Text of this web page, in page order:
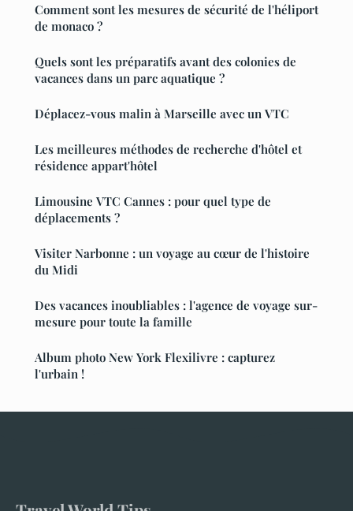
Comment sont les mesures de sécurité de l'héliport
de monaco ?
Quels sont les préparatifs avant des colonies de
vacances dans un parc aquatique ?
Déplacez-vous malin à Marseille avec un VTC
Les meilleures méthodes de recherche d'hôtel et
résidence appart'hôtel
Limousine VTC Cannes : pour quel type de
déplacements ?
Visiter Narbonne : un voyage au cœur de l'histoire
du Midi
Des vacances inoubliables : l'agence de voyage sur-
mesure pour toute la famille
Album photo New York Flexilivre : capturez
l'urbain !